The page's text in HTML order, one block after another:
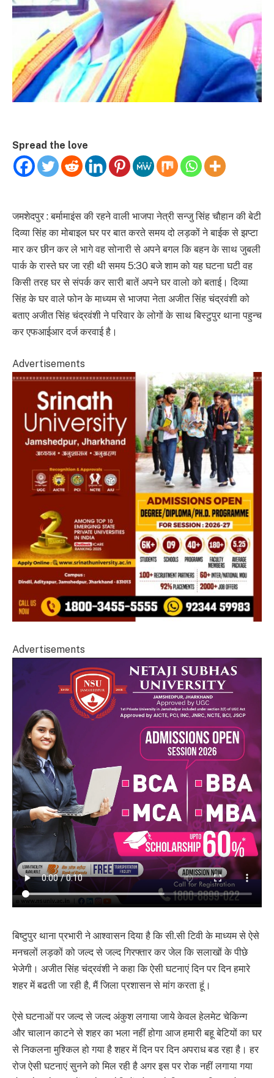
Spread the love
जमशेदपुर : बर्मामाइंस की रहने वाली भाजपा नेत्री सन्जु सिंह चौहान की बेटी
दिव्या सिंह का मोबाइल घर पर बात करते समय दो लड़कों ने बाईक से झप्टा
मार कर छीन कर ले भागे वह सोनारी से अपने बगल कि बहन के साथ जुबली
पार्क के रास्ते घर जा रही थी समय 5:30 बजे शाम को यह घटना घटी वह
किसी तरह घर से संपर्क कर सारी बातें अपने घर वालो को बताई। दिव्या
सिंह के घर वाले फोन के माध्यम से भाजपा नेता अजीत सिंह चंद्रवंशी को
बताए अजीत सिंह चंद्रवंशी ने परिवार के लोगों के साथ बिस्टुपुर थाना पहुन्च
कर एफआईआर दर्ज करवाई है।
Advertisements
Advertisements
बिष्टुपुर थाना प्रभारी ने आश्वासन दिया है कि सी.सी टिवी के माध्यम से ऐसे
मनचलों लड़कों को जल्द से जल्द गिरफ्तार कर जेल कि सलाखों के पीछे
भेजेगी। अजीत सिंह चंद्रवंशी ने कहा कि ऐसी घटनाएं दिन पर दिन हमारे
शहर में बढती जा रही है, मैं जिला प्रशासन से मांग करता हूं।
ऐसे घटनाओं पर जल्द से जल्द अंकुश लगाया जाये केवल हेलमेट चेकिन्ग
और चालान काटने से शहर का भला नहीं होगा आज हमारी बहू बेटियों का घर
से निकलना मुश्किल हो गया है शहर में दिन पर दिन अपराध बड रहा है। हर
रोज ऐसी घटनाएं सुनने को मिल रही है अगर इस पर रोक नहीं लगाया गया